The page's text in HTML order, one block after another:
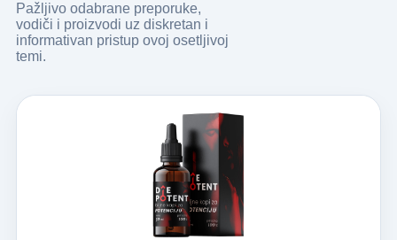
Pažljivo odabrane preporuke,
vodiči i proizvodi uz diskretan i
informativan pristup ovoj osetljivoj
temi.